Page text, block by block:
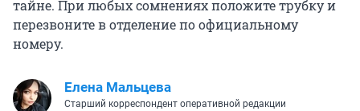
тайне. При любых сомнениях положите трубку и
перезвоните в отделение по официальному
номеру.
Елена Мальцева
Старший корреспондент оперативной редакции